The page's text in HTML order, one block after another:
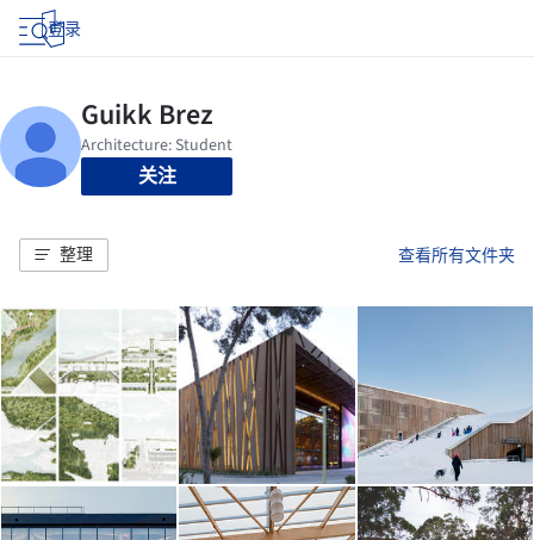
登录
关注
整理 查看所有文件夹